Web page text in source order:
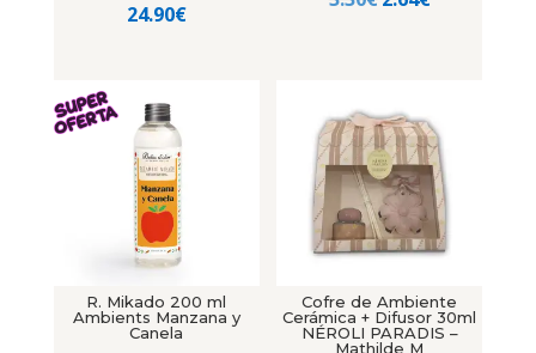
24.90€
3.30€.2.64€.
R. Mikado 200 ml
Ambients Manzana y
Canela
Cofre de Ambiente
Cerámica + Difusor 30ml
NÉROLI PARADIS –
Mathilde M